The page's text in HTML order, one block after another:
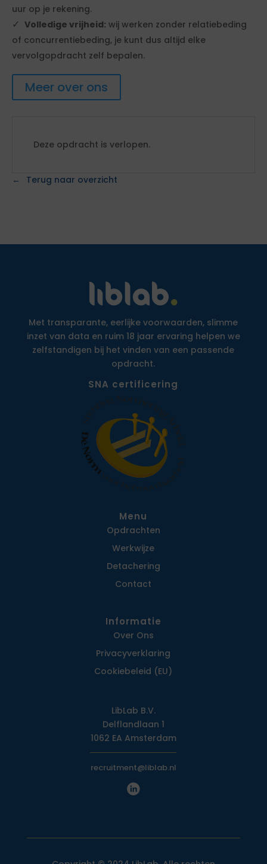
uur op je rekening.
Volledige vrijheid: wij werken zonder relatiebeding
of concurrentiebeding, je kunt dus altijd elke
vervolgopdracht zelf bepalen.
Meer over ons
Deze opdracht is verlopen.
Terug naar overzicht
Met transparante, eerlijke voorwaarden, slimme
inzet van data en ruim 18 jaar ervaring helpen we
zelfstandigen bij het vinden van een passende
opdracht.
SNA certificering
Menu
Opdrachten
Werkwijze
Detachering
Contact
Informatie
Over Ons
Privacy­verklaring
Cookiebeleid (EU)
LibLab B.V.
Delflandlaan 1
1062 EA Amsterdam
recruitment@liblab.nl